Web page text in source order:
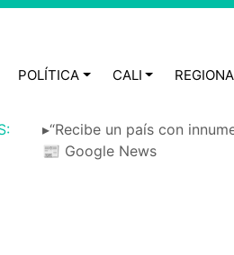
POLÍTICA CALI
▸“Recibe un país con
📰 Google News